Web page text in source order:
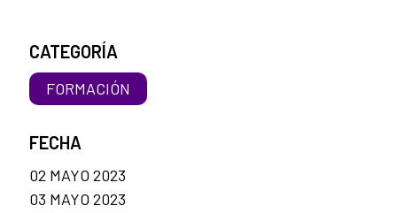
CATEGORÍA
FORMACIÓN
FECHA
02 MAYO 2023
03 MAYO 2023